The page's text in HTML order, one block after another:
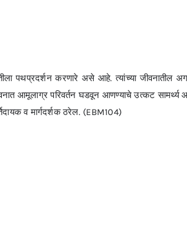
पथप्रदर्शन करणारे असे आहे. त्यांच्या जीवनातील
आमूलाग्र परिवर्तन घडवून आणण्याचे उत्कट
व मार्गदर्शक ठरेल. (EBM104)